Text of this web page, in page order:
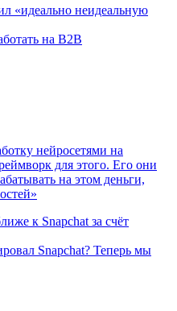
«идеально неидеальную
на B2B
нейросетями на
для этого. Его они
на этом деньги,
к Snapchat за счёт
Snapchat? Теперь мы